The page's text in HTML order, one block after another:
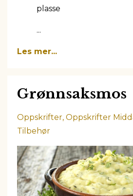
plasse
...
Les mer...
Grønnsaksmos
Oppskrifter Oppskrifter
Tilbehør